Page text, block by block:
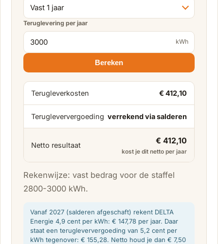
Teruglevering per jaar
kWh
Bereken
Terugleverkosten € 412,10
Terugleververgoeding verrekend via salderen
Netto resultaat € 412,10
kost je dit netto per jaar
Rekenwijze: vast bedrag voor de staffel
2800-3000 kWh.
Vanaf 2027 (salderen afgeschaft) rekent DELTA
Energie 4,9 cent per kWh: € 147,78 per jaar. Daar
staat een terugleververgoeding van 5,2 cent per
kWh tegenover: € 155,28. Netto houd je dan € 7,50